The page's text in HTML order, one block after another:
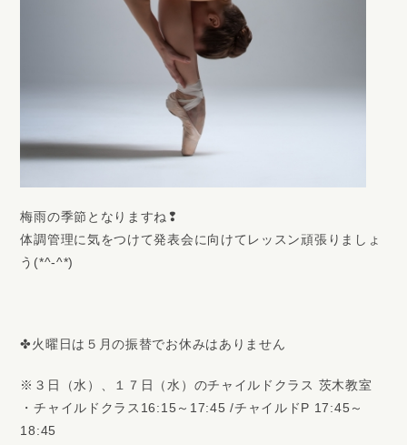
梅雨の季節となりますね❢
体調管理に気をつけて発表会に向けてレッスン頑張りましょ
う(*^-^*)
✤火曜日は５月の振替でお休みはありません
※３日（水）、１７日（水）のチャイルドクラス 茨木教室
・チャイルドクラス16:15～17:45 /チャイルドP 17:45～
18:45